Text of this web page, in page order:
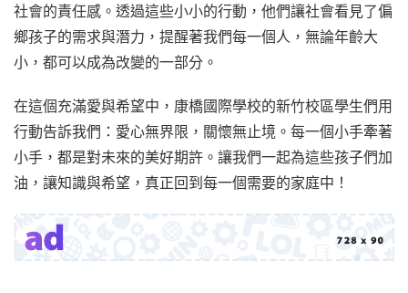
社會的責任感。透過這些小小的行動，他們讓社會看見了偏
鄉孩子的需求與潛力，提醒著我們每一個人，無論年齡大
小，都可以成為改變的一部分。
在這個充滿愛與希望中，康橋國際學校的新竹校區學生們用
行動告訴我們：愛心無界限，關懷無止境。每一個小手牽著
小手，都是對未來的美好期許。讓我們一起為這些孩子們加
油，讓知識與希望，真正回到每一個需要的家庭中！